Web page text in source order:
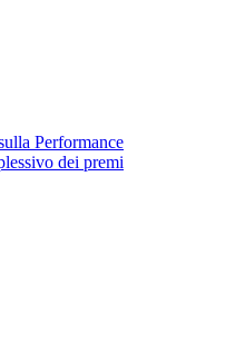
Performance
dei premi